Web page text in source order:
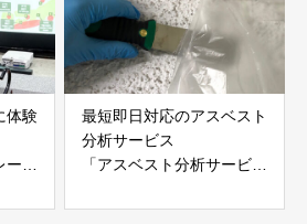
体験
タ
最短即日対応のアスベスト
分析サービス
「アスベスト分析サービ